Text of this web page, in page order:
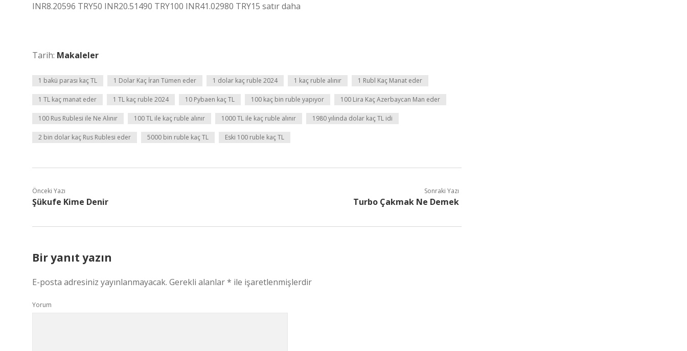
INR8.20596 TRY50 INR20.51490 TRY100 INR41.02980 TRY15 satır daha
Tarih: Makaleler
1 bakü parası kaç TL 1 Dolar Kaç İran Tümen eder 1 dolar kaç ruble 2024 1 kaç ruble alınır 1 Rubl Kaç Manat eder
1 TL kaç manat eder 1 TL kaç ruble 2024 10 Pybaen kaç TL 100 kaç bin ruble yapıyor 100 Lira Kaç Azerbaycan Man eder
100 Rus Rublesi ile Ne Alınır 100 TL ile kaç ruble alınır 1000 TL ile kaç ruble alınır 1980 yılında dolar kaç TL idi
2 bin dolar kaç Rus Rublesi eder 5000 bin ruble kaç TL Eski 100 ruble kaç TL
Önceki Yazı
Şükufe Kime Denir
Sonraki Yazı
Turbo Çakmak Ne Demek
Bir yanıt yazın
E-posta adresiniz yayınlanmayacak. Gerekli alanlar* ile işaretlenmişlerdir
Yorum